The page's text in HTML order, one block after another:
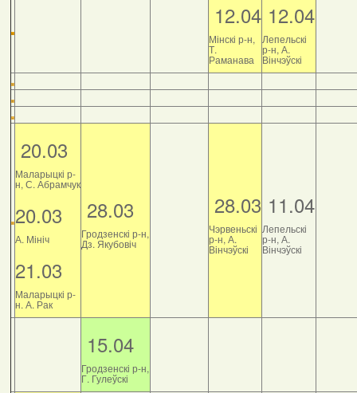
12.04
Мінскі р-н,
Т.
Раманава
12.04
Лепельскі
р-н, А.
Вінчэўскі
20.03
Маларыцкі р-
н, С. Абрамчук
20.03
А. Мініч
21.03
Маларыцкі р-
н. А. Рак
28.03
Гродзенскі р-н,
Дз. Якубовіч
28.03
Чэрвеньскі
р-н, А.
Вінчэўскі
11.04
Лепельскі
р-н, А.
Вінчэўскі
15.04
Гродзенскі р-н,
Г. Гулеўскі